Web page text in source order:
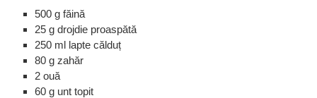
500 g făină
25 g drojdie proaspătă
250 ml lapte călduț
80 g zahăr
2 ouă
60 g unt topit